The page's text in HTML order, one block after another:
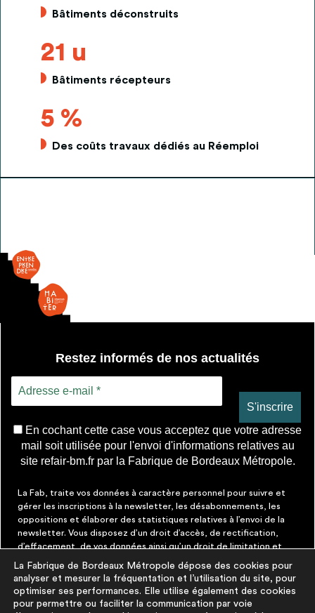
Bâtiments déconstruits
21 u
Bâtiments récepteurs
5 %
Des coûts travaux dédiés au Réemploi
Restez informés de nos actualités
En cochant cette case vous acceptez que votre adresse
mail soit utilisée pour l'envoi d'informations relatives au
site refair-bm.fr par la Fabrique de Bordeaux Métropole.
La Fab, traite vos données à caractère personnel pour suivre et
gérer les inscriptions à la newsletter, les désabonnements, les
oppositions et élaborer des statistiques relatives à l’envoi de la
newsletter. Vous disposez d’un droit d’accès, de rectification,
d’effacement, de vos données ainsi qu’un droit de limitation et
moment faire cesser ces communications en cliquant sur le lien de
désinscription figurant dans chaque message. Vous pouvez
exercer ces droits par courrier électronique à contact@lafab-
La Fabrique de Bordeaux Métropole dépose des cookies pour
analyser et mesurer la fréquentation et l’utilisation du site, pour
optimiser ses performances. Elle utilise également des cookies
pour permettre ou faciliter la communication par voie